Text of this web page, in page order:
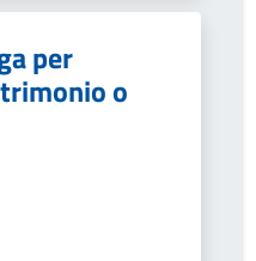
per
o